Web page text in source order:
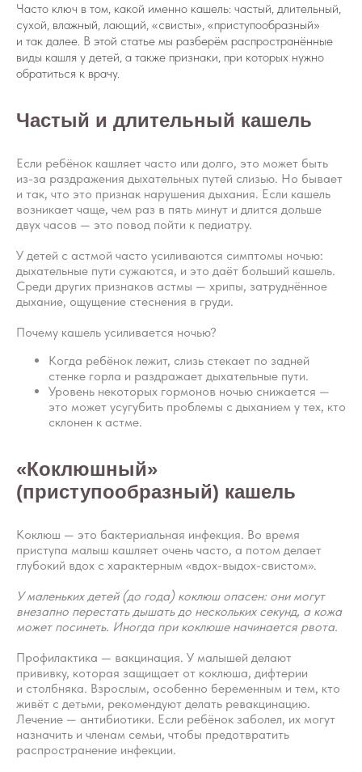
Часто ключ в том, какой именно кашель: частый, длительный,
сухой, влажный, лающий, «свисты», «приступообразный»
и так далее. В этой статье мы разберём распространённые
виды кашля у детей, а также признаки, при которых нужно
обратиться к врачу.
Частый и длительный кашель
Если ребёнок кашляет часто или долго, это может быть
из-за раздражения дыхательных путей слизью. Но бывает
и так, что это признак нарушения дыхания. Если кашель
возникает чаще, чем раз в пять минут и длится дольше
двух часов — это повод пойти к педиатру.
У детей с астмой часто усиливаются симптомы ночью:
дыхательные пути сужаются, и это даёт больший кашель.
Среди других признаков астмы — хрипы, затруднённое
дыхание, ощущение стеснения в груди.
Почему кашель усиливается ночью?
Когда ребёнок лежит, слизь стекает по задней
стенке горла и раздражает дыхательные пути.
Уровень некоторых гормонов ночью снижается —
это может усугубить проблемы с дыханием у тех, кто
склонен к астме.
«Коклюшный»
(приступообразный) кашель
Коклюш — это бактериальная инфекция. Во время
приступа малыш кашляет очень часто, а потом делает
глубокий вдох с характерным «вдох-выдох-свистом».
У маленьких детей (до года) коклюш опасен: они могут
внезапно перестать дышать до нескольких секунд, а кожа
может посинеть. Иногда при коклюше начинается рвота.
Профилактика — вакцинация. У малышей делают
прививку, которая защищает от коклюша, дифтерии
и столбняка. Взрослым, особенно беременным и тем, кто
живёт с детьми, рекомендуют делать ревакцинацию.
Лечение — антибиотики. Если ребёнок заболел, их могут
назначить и членам семьи, чтобы предотвратить
распространение инфекции.